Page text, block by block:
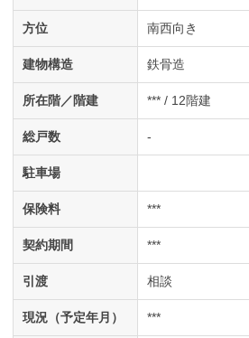
方位 南西向き
建物構造 鉄骨造
所在階／階建 *** / 12階建
総戸数 -
駐車場
保険料 ***
契約期間 ***
引渡 相談
現況（予定年月） ***